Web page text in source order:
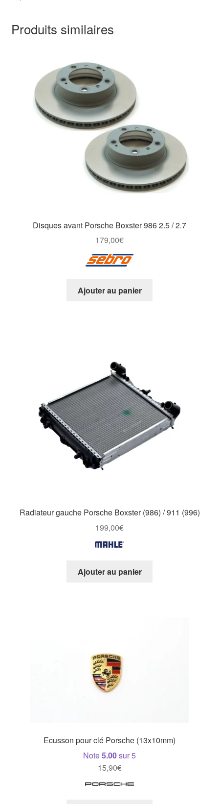
Produits similaires
Disques avant Porsche Boxster 986 2.5 / 2.7
179,00€
Ajouter au panier
Radiateur gauche Porsche Boxster (986) / 911 (996)
199,00€
Ajouter au panier
Ecusson pour clé Porsche (13x10mm)
Note5.00sur 5
15,90€